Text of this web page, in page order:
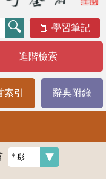
學習筆記
進階檢索
引 辭典附錄